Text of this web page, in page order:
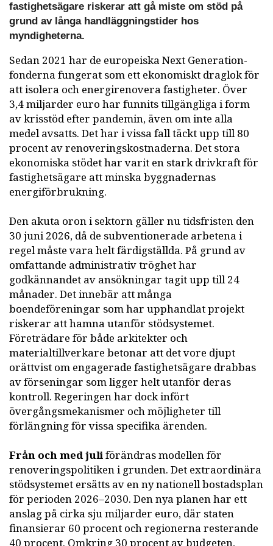
fastighetsägare riskerar att gå miste om stöd på
grund av långa handläggningstider hos
myndigheterna.
Sedan 2021 har de europeiska Next Generation-
fonderna fungerat som ett ekonomiskt draglok för
att isolera och energirenovera fastigheter. Över
3,4 miljarder euro har funnits tillgängliga i form
av krisstöd efter pandemin, även om inte alla
medel avsatts. Det har i vissa fall täckt upp till 80
procent av renoveringskostnaderna. Det stora
ekonomiska stödet har varit en stark drivkraft för
fastighetsägare att minska byggnadernas
energiförbrukning.
Den akuta oron i sektorn gäller nu tidsfristen den
30 juni 2026, då de subventionerade arbetena i
regel måste vara helt färdigställda. På grund av
omfattande administrativ tröghet har
godkännandet av ansökningar tagit upp till 24
månader. Det innebär att många
boendeföreningar som har upphandlat projekt
riskerar att hamna utanför stödsystemet.
Företrädare för både arkitekter och
materialtillverkare betonar att det vore djupt
orättvist om engagerade fastighetsägare drabbas
av förseningar som ligger helt utanför deras
kontroll. Regeringen har dock infört
övergångsmekanismer och möjligheter till
förlängning för vissa specifika ärenden.
Från och med juliförändras modellen för
renoveringspolitiken i grunden. Det extraordinära
stödsystemet ersätts av en ny nationell bostadsplan
för perioden 2026–2030. Den nya planen har ett
anslag på cirka sju miljarder euro, där staten
finansierar 60 procent och regionerna resterande